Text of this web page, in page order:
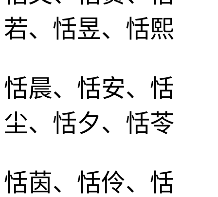
若、恬昱、恬熙
恬晨、恬安、恬
尘、恬夕、恬苓
恬茵、恬伶、恬